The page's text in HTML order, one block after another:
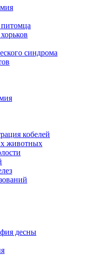
питомца
синдрома
кобелей
животных
десны